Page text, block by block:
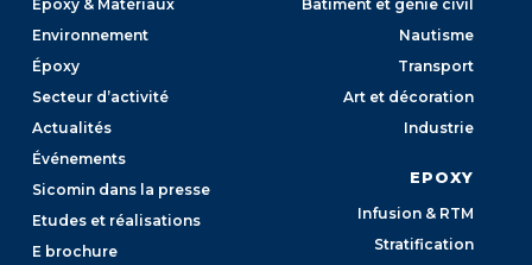
Epoxy & Matériaux
Environnement
Époxy
Secteur d’activité
Actualités
Événements
Sicomin dans la presse
Etudes et réalisations
E brochure
Bâtiment et génie civil
Nautisme
Transport
Art et décoration
Industrie
EPOXY
Infusion & RTM
Stratification